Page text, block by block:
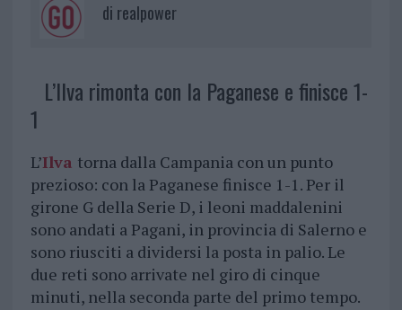
di realpower
L’Ilva rimonta con la Paganese e finisce 1-
1
L’Ilva torna dalla Campania con un punto
prezioso: con la Paganese finisce 1-1. Per il
girone G della Serie D, i leoni maddalenini
sono andati a Pagani, in provincia di Salerno e
sono riusciti a dividersi la posta in palio. Le
due reti sono arrivate nel giro di cinque
minuti, nella seconda parte del primo tempo.